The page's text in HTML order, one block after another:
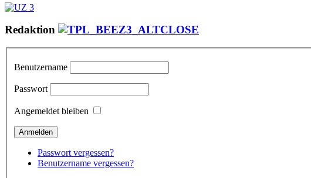
Redaktion
Benutzername
Passwort
Angemeldet bleiben
Passwort vergessen?
Benutzername vergessen?